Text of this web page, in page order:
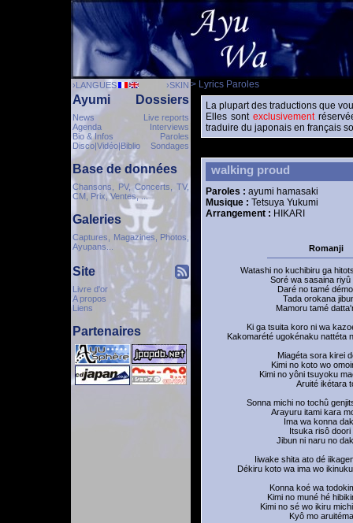
›LANGUES ›SKIN
Ayumi
News
Agenda
Bio & Infos
Disco|Vidéo|Biblio
Dossiers
Live reports
Interviews
Paroles
Sondages
Base de données
Chansons, PV, Concerts, TV,
CM, Prix, Ventes, ...
Galeries
Captures, Magazines, Photos,
Ayupans...
Site
Livre d'or
A propos
Liens
Partenaires
> Lyrics Paroles
La plupart des traductions que
Elles sontexclusivement
traduire du japonais en français
walking proud
Paroles : ayumi hamasaki
Musique : Tetsuya Yukumi
Arrangement : HIKARI
Romanji
Watashi no kuchibiru ga
Soré wa sasaina riyû
Daré no tamé
Tada orokana
Mamoru tamé
Ki ga tsuita koro ni wa
Kakomarété ugokénaku nattéta
Miagéta sora kirei
Kimi no koto wo
Kimi no yôni tsuyoku
Aruité ikétara
Sonna michi no tochû
Arayuru itami kara
Ima wa konna
Itsuka risô doori
Jibun ni naru no
Iiwake shita ato dé
Dékiru koto wa ima wo
Konna koé wa
Kimi no muné hé
Kimi no sé wo ikiru
Kyô mo